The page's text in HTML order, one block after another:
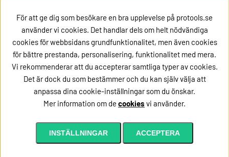
Lägg i kundvagnen
Ok
Kontakt
eller ring oss på +46162002020
För att ge dig som besökare en bra upplevelse på protools.se
använder vi cookies. Det handlar dels om helt nödvändiga
cookies för webbsidans grundfunktionalitet, men även cookies
för bättre prestanda, personalisering, funktionalitet med mera.
Vi rekommenderar att du accepterar samtliga typer av cookies.
Det är dock du som bestämmer och du kan själv välja att
anpassa dina cookie-inställningar som du önskar.
Mer information om de cookies vi använder.
INSTÄLLNINGAR ACCEPTERA